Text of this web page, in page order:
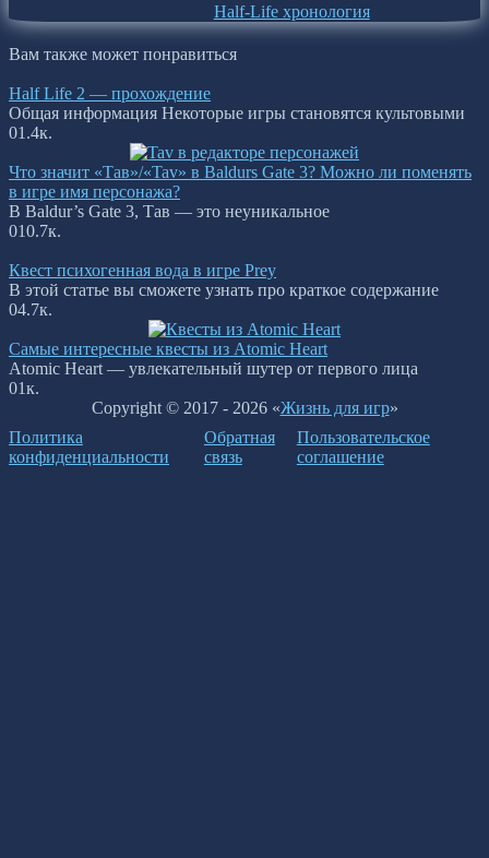
Half-Life хронология
Вам также может понравиться
Half Life 2 — прохождение
Общая информация Некоторые игры становятся культовыми
01.4к.
Что значит «Тав»/«Tav» в Baldurs Gate 3? Можно ли поменять
в игре имя персонажа?
В Baldur’s Gate 3, Тав — это неуникальное
010.7к.
Квест психогенная вода в игре Prey
В этой статье вы сможете узнать про краткое содержание
04.7к.
Самые интересные квесты из Atomic Heart
Atomic Heart — увлекательный шутер от первого лица
01к.
Copyright © 2017 - 2026 «Жизнь для игр»
Политика
конфиденциальности
Обратная
связь
Пользовательское
соглашение